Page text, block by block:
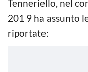
Tenneriello, nel
201 9 ha assunto
riportate: